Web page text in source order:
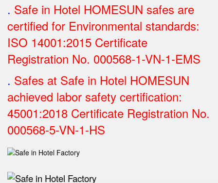
. Safe in Hotel HOMESUN safes are
certified for Environmental standards:
ISO 14001:2015 Certificate
Registration No. 000568-1-VN-1-EMS
. Safes at Safe in Hotel HOMESUN
achieved labor safety certification:
45001:2018 Certificate Registration No.
000568-5-VN-1-HS